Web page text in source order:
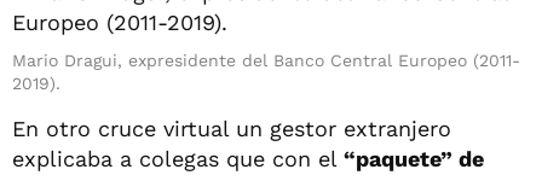
Mario Dragui, expresidente del Banco Central Europeo (2011-
2019).
En otro cruce virtual un gestor extranjero
explicaba a colegas que con el “paquete” de